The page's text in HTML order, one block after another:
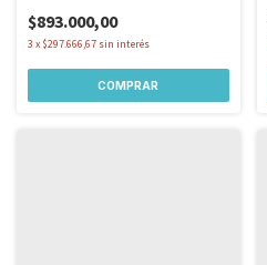
$893.000,00
3 x $297.666,67 sin interés
COMPRAR